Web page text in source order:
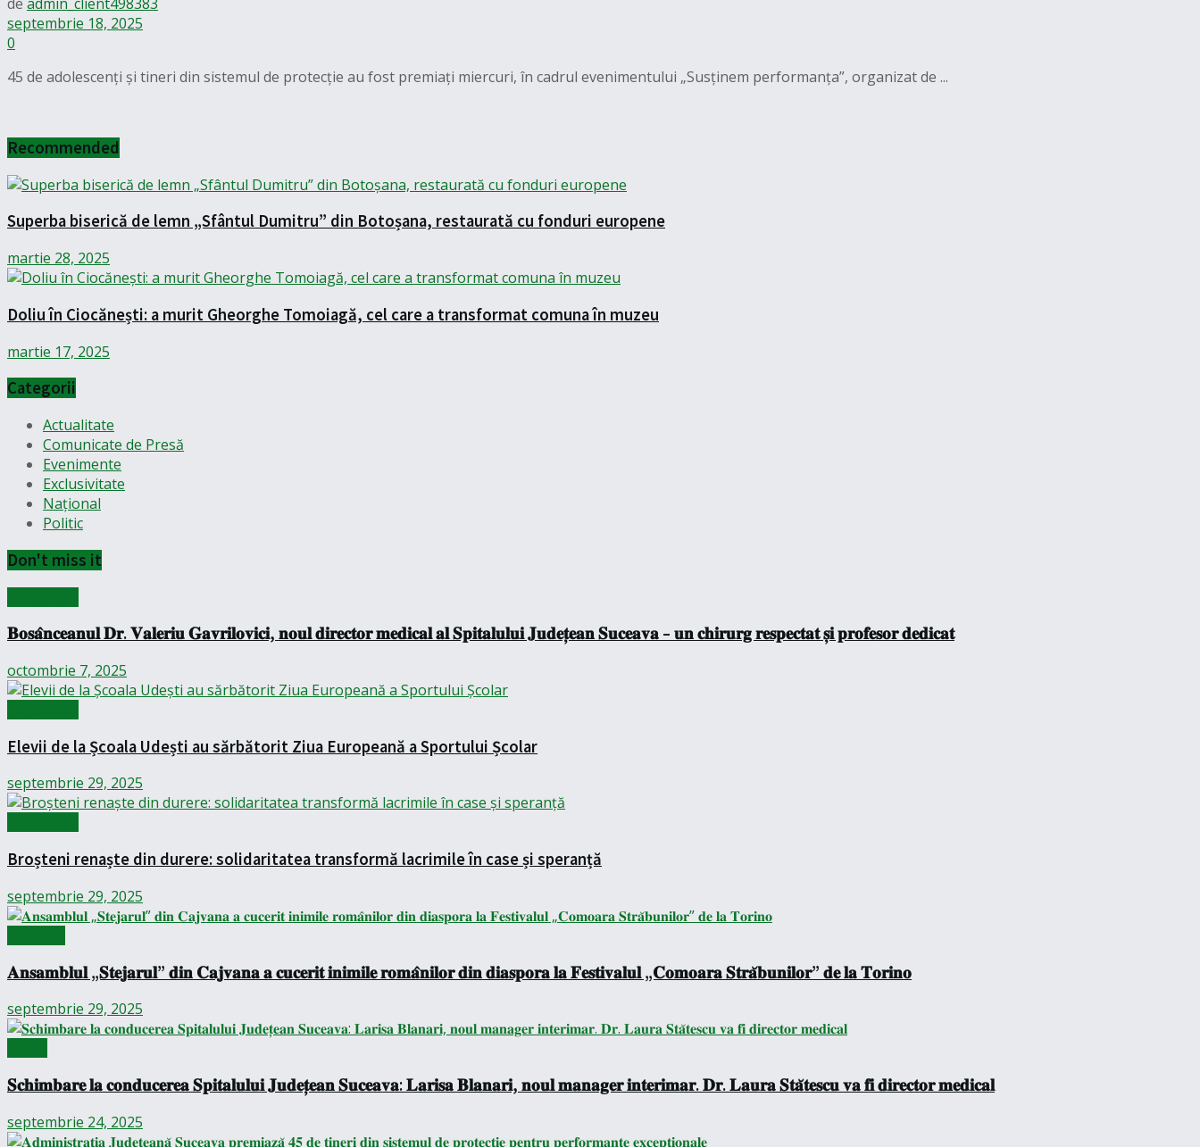
septembrie 18, 2025
0
45 de adolescenți și tineri din sistemul de protecție au fost premiați miercuri, în cadrul evenimentului „Susținem performanța”, organizat de ...
Recommended
Superba biserică de lemn „Sfântul Dumitru” din Botoșana, restaurată cu fonduri europene
martie 28, 2025
Doliu în Ciocănești: a murit Gheorghe Tomoiagă, cel care a transformat comuna în muzeu
martie 17, 2025
Categorii
Actualitate
Comunicate de Presă
Evenimente
Exclusivitate
Național
Politic
Don't miss it
𝐁𝐨𝐬𝐚̂𝐧𝐜𝐞𝐚𝐧𝐮𝐥 𝐃𝐫. 𝐕𝐚𝐥𝐞𝐫𝐢𝐮 𝐆𝐚𝐯𝐫𝐢𝐥𝐨𝐯𝐢𝐜𝐢, 𝐧𝐨𝐮𝐥 𝐝𝐢𝐫𝐞𝐜𝐭𝐨𝐫 𝐦𝐞𝐝𝐢𝐜𝐚𝐥 𝐚𝐥 𝐒𝐩𝐢𝐭𝐚𝐥𝐮𝐥𝐮𝐢 𝐉𝐮𝐝𝐞𝐭̦𝐞𝐚𝐧 𝐒𝐮𝐜𝐞𝐚𝐯𝐚 – 𝐮𝐧 𝐜𝐡𝐢𝐫𝐮𝐫𝐠 𝐫𝐞𝐬𝐩𝐞𝐜𝐭𝐚𝐭 𝐬̦𝐢 𝐩𝐫𝐨𝐟𝐞𝐬𝐨𝐫 𝐝𝐞𝐝𝐢𝐜𝐚𝐭
octombrie 7, 2025
Elevii de la Școala Udești au sărbătorit Ziua Europeană a Sportului Școlar
septembrie 29, 2025
Broșteni renaște din durere: solidaritatea transformă lacrimile în case și speranță
septembrie 29, 2025
𝐀𝐧𝐬𝐚𝐦𝐛𝐥𝐮𝐥 „𝐒𝐭𝐞𝐣𝐚𝐫𝐮𝐥” 𝐝𝐢𝐧 𝐂𝐚𝐣𝐯𝐚𝐧𝐚 𝐚 𝐜𝐮𝐜𝐞𝐫𝐢𝐭 𝐢𝐧𝐢𝐦𝐢𝐥𝐞 𝐫𝐨𝐦𝐚̂𝐧𝐢𝐥𝐨𝐫 𝐝𝐢𝐧 𝐝𝐢𝐚𝐬𝐩𝐨𝐫𝐚 𝐥𝐚 𝐅𝐞𝐬𝐭𝐢𝐯𝐚𝐥𝐮𝐥 „𝐂𝐨𝐦𝐨𝐚𝐫𝐚 𝐒𝐭𝐫𝐚̆𝐛𝐮𝐧𝐢𝐥𝐨𝐫” 𝐝𝐞 𝐥𝐚 𝐓𝐨𝐫𝐢𝐧𝐨
septembrie 29, 2025
𝐒𝐜𝐡𝐢𝐦𝐛𝐚𝐫𝐞 𝐥𝐚 𝐜𝐨𝐧𝐝𝐮𝐜𝐞𝐫𝐞𝐚 𝐒𝐩𝐢𝐭𝐚𝐥𝐮𝐥𝐮𝐢 𝐉𝐮𝐝𝐞𝐭̦𝐞𝐚𝐧 𝐒𝐮𝐜𝐞𝐚𝐯𝐚: 𝐋𝐚𝐫𝐢𝐬𝐚 𝐁𝐥𝐚𝐧𝐚𝐫𝐢, 𝐧𝐨𝐮𝐥 𝐦𝐚𝐧𝐚𝐠𝐞𝐫 𝐢𝐧𝐭𝐞𝐫𝐢𝐦𝐚𝐫. 𝐃𝐫. 𝐋𝐚𝐮𝐫𝐚 𝐒𝐭𝐚̆𝐭𝐞𝐬𝐜𝐮 𝐯𝐚 𝐟𝐢 𝐝𝐢𝐫𝐞𝐜𝐭𝐨𝐫 𝐦𝐞𝐝𝐢𝐜𝐚𝐥
septembrie 24, 2025